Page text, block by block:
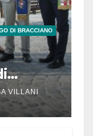
DI BRACCIANO
VILLANI